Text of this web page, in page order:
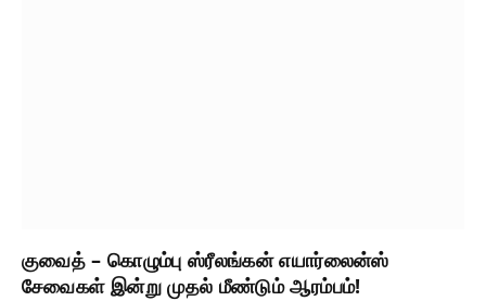
குவைத் – கொழும்பு ஸ்ரீலங்கன் எயார்லைன்ஸ்
சேவைகள் இன்று முதல் மீண்டும் ஆரம்பம்!